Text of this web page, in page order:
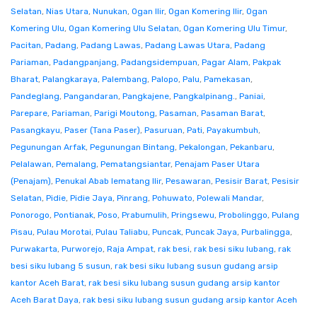
Selatan, Nias Utara, Nunukan, Ogan Ilir, Ogan Komering Ilir, Ogan
Komering Ulu, Ogan Komering Ulu Selatan, Ogan Komering Ulu Timur,
Pacitan, Padang, Padang Lawas, Padang Lawas Utara, Padang
Pariaman, Padangpanjang, Padangsidempuan, Pagar Alam, Pakpak
Bharat, Palangkaraya, Palembang, Palopo, Palu, Pamekasan,
Pandeglang, Pangandaran, Pangkajene, Pangkalpinang., Paniai,
Parepare, Pariaman, Parigi Moutong, Pasaman, Pasaman Barat,
Pasangkayu, Paser (Tana Paser), Pasuruan, Pati, Payakumbuh,
Pegunungan Arfak, Pegunungan Bintang, Pekalongan, Pekanbaru,
Pelalawan, Pemalang, Pematangsiantar, Penajam Paser Utara
(Penajam), Penukal Abab lematang Ilir, Pesawaran, Pesisir Barat, Pesisir
Selatan, Pidie, Pidie Jaya, Pinrang, Pohuwato, Polewali Mandar,
Ponorogo, Pontianak, Poso, Prabumulih, Pringsewu, Probolinggo, Pulang
Pisau, Pulau Morotai, Pulau Taliabu, Puncak, Puncak Jaya, Purbalingga,
Purwakarta, Purworejo, Raja Ampat, rak besi, rak besi siku lubang, rak
besi siku lubang 5 susun, rak besi siku lubang susun gudang arsip
kantor Aceh Barat, rak besi siku lubang susun gudang arsip kantor
Aceh Barat Daya, rak besi siku lubang susun gudang arsip kantor Aceh